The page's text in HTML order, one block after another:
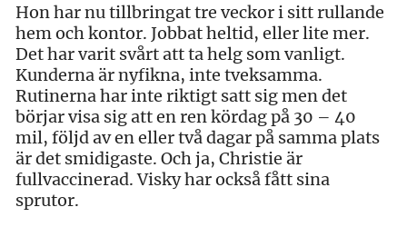
Hon har nu tillbringat tre veckor i sitt rullande
hem och kontor. Jobbat heltid, eller lite mer.
Det har varit svårt att ta helg som vanligt.
Kunderna är nyfikna, inte tveksamma.
Rutinerna har inte riktigt satt sig men det
börjar visa sig att en ren kördag på 30 – 40
mil, följd av en eller två dagar på samma plats
är det smidigaste. Och ja, Christie är
fullvaccinerad. Visky har också fått sina
sprutor.